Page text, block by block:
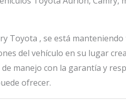
Toyota , se está manteniendo
del vehículo en su lugar
manejo con la garantía y
ofrecer.